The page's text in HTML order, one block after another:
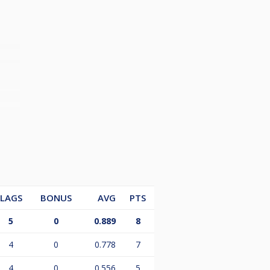
LAGS BONUS AVG
PTS
5 0 0.889 8
4 0 0.778 7
4 0 0.556 5